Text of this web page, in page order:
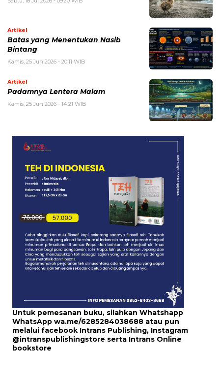
Artikel
Batas yang Menentukan Nasib
Bintang
Kamis, 25 Jun 2026 - 20:11 WIB
Artikel
Padamnya Lentera Malam
Kamis, 25 Jun 2026 - 14:21 WIB
Untuk pemesanan buku, silahkan Whatshapp
WhatsApp wa.me/6285284038688 atau pun
melalui facebook Intrans Publishing, Instagram
@intranspublishingstore serta Intrans Online
bookstore